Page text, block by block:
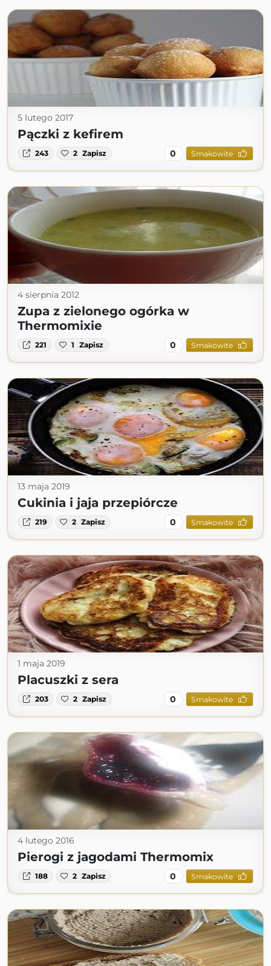
5 lutego 2017
Pączki z kefirem
243 2 Zapisz 0 Smakowite
4 sierpnia 2012
Zupa z zielonego ogórka w
Thermomixie
221 1 Zapisz 0 Smakowite
13 maja 2019
Cukinia i jaja przepiórcze
219 2 Zapisz 0 Smakowite
1 maja 2019
Placuszki z sera
203 2 Zapisz 0 Smakowite
4 lutego 2016
Pierogi z jagodami Thermomix
188 2 Zapisz 0 Smakowite